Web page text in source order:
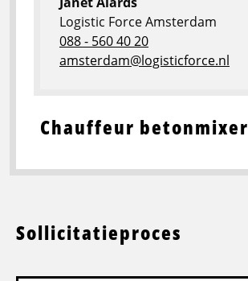
Chauffeur betonmixer
Logistic Force Amsterdam
088 - 560 40 20
amsterdam@logisticforce.nl
Sollicitatieproces